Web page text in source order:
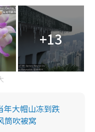
+13
大帽山冻到跌
筒吹被窝